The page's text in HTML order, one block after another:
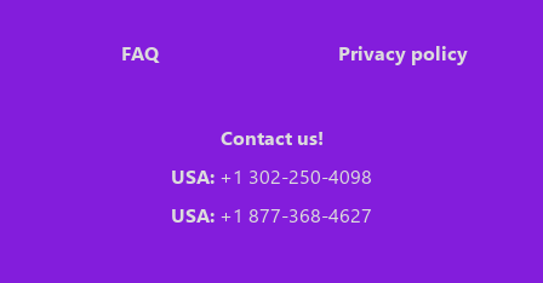
FAQ Privacy policy
Contact us!
USA: +1 302-250-4098
USA: +1 877-368-4627